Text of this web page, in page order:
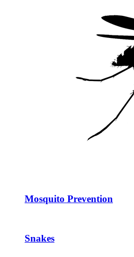
Mosquito Prevention
Snakes